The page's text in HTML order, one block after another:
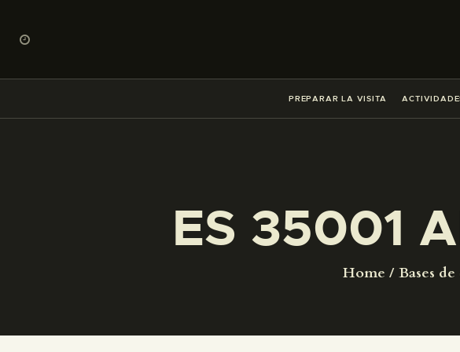
PREPARAR LA VISITA
ES 35001
Home Bases de
PREPARAR
█
DIDÁCTICA